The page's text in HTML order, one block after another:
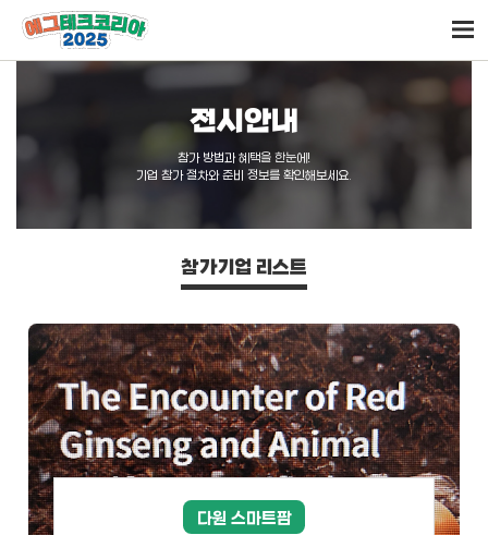
전시안내
참가 방법과 혜택을 한눈에!
기업 참가 절차와 준비 정보를 확인해보세요.
참가기업 리스트
다원 스마트팜